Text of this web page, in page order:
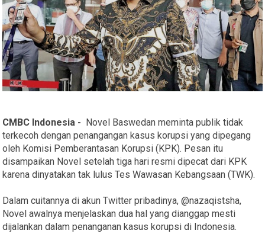
CMBC Indonesia - Novel Baswedan meminta publik tidak
terkecoh dengan penangangan kasus korupsi yang dipegang
oleh Komisi Pemberantasan Korupsi (KPK). Pesan itu
disampaikan Novel setelah tiga hari resmi dipecat dari KPK
karena dinyatakan tak lulus Tes Wawasan Kebangsaan (TWK).
Dalam cuitannya di akun Twitter pribadinya, @nazaqistsha,
Novel awalnya menjelaskan dua hal yang dianggap mesti
dijalankan dalam penanganan kasus korupsi di Indonesia.